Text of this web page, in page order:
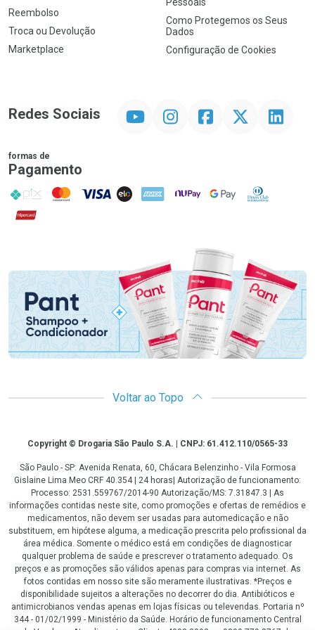
Reembolso
Troca ou Devolução
Marketplace
Como Protegemos os Seus
Dados
Configuração de Cookies
Redes Sociais InstagramFacebookTwitter Linkedin
formas de
Pagamento
PIX MasterCard
VISA ELO AMEX NuPay Google PayDiners Club
Hipercard
Promoção em Destaque
Voltar ao Topo
CopyrightCopyright © Drogaria São Paulo S.A. | CNPJ: 61.412.110/0565-33
São Paulo - SP: Avenida Renata, 60, Chácara Belenzinho - Vila Formosa
Gislaine Lima Meo CRF 40.354 | 24 horas| Autorização de funcionamento:
Processo: 2531.559767/2014-90 Autorização/MS: 7.31847.3 | As
informações contidas neste site, como promoções e ofertas de remédios e
medicamentos, não devem ser usadas para automedicação e não
substituem, em hipótese alguma, a medicação prescrita pelo profissional da
área médica. Somente o médico está em condições de diagnosticar
qualquer problema de saúde e prescrever o tratamento adequado. Os
preços e as promoções são válidos apenas para compras via internet. As
fotos contidas em nosso site são meramente ilustrativas. *Preços e
disponibilidade sujeitos a alterações no decorrer do dia. Antibióticos e
antimicrobianos vendas apenas em lojas físicas ou televendas. Portaria nº
344 - 01/02/1999 - Ministério da Saúde. Horário de funcionamento Central